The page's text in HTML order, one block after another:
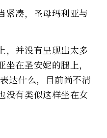
紧凑，圣母玛利亚与
，并没有呈现出太多
在圣安妮的腿上，
达什么，目前尚不清
没有类似这样坐在女